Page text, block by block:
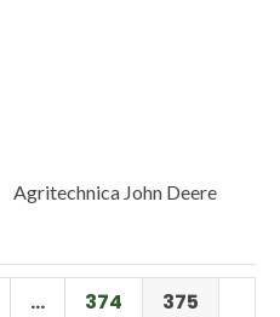
Agritechnica John Deere
… 374
375